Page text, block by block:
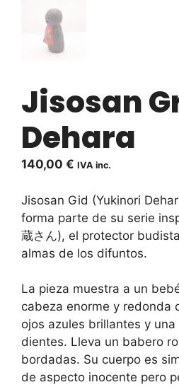
Jisosan
Dehara
140,00 € IVA inc.
Jisosan Gid (Yukinori
forma parte de su serie
蔵さん), el protector
almas de los difuntos.
La pieza muestra a un
cabeza enorme y redonda
ojos azules brillantes y
dientes. Lleva un babero
bordadas. Su cuerpo es
de aspecto inocente pero